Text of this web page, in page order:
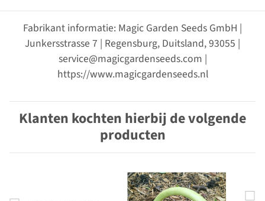
Fabrikant informatie: Magic Garden Seeds GmbH |
Junkersstrasse 7 | Regensburg, Duitsland, 93055 |
service@magicgardenseeds.com |
https://www.magicgardenseeds.nl
Klanten kochten hierbij de volgende
producten